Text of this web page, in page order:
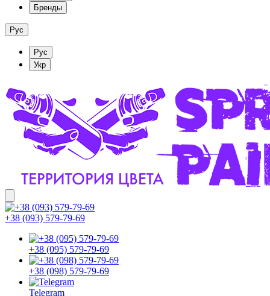
Бренды
Рус
Рус
Укр
+38 (093) 579-79-69
+38 (095) 579-79-69
+38 (098) 579-79-69
Telegram